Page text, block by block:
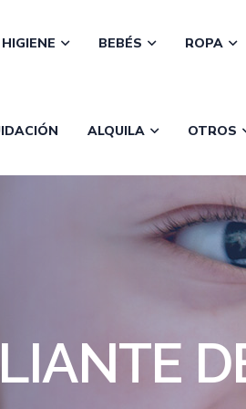
HIGIENE BEBÉS ROPA
ALQUILA OTROS